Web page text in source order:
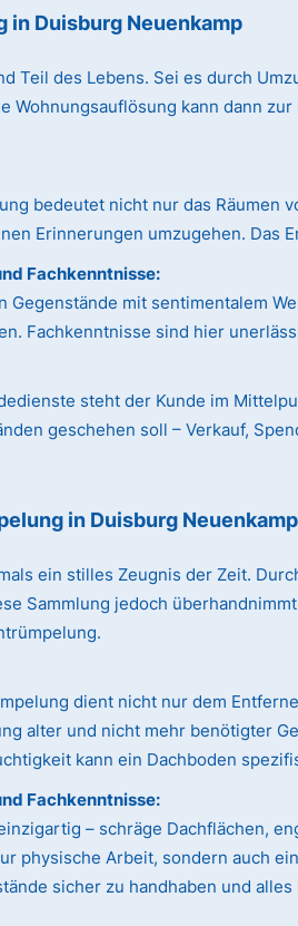
in Duisburg Neuenkamp
Teil des Lebens. Sei es durch
Wohnungsauflösung kann dann
bedeutet nicht nur das Räumen
Erinnerungen umzugehen. Das
Fachkenntnisse:
Gegenstände mit sentimentalem
Fachkenntnisse sind hier
steht der Kunde im
geschehen soll – Verkauf,
in Duisburg Neuenkamp
ein stilles Zeugnis der Zeit.
Sammlung jedoch
dient nicht nur dem
alter und nicht mehr benötigter
kann ein Dachboden
Fachkenntnisse:
– schräge Dachflächen,
physische Arbeit, sondern auch
sicher zu handhaben und